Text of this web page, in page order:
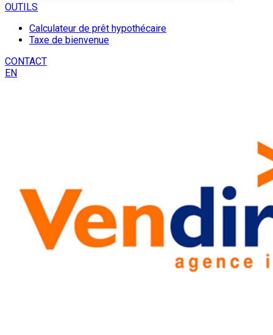
OUTILS
Calculateur de prêt hypothécaire
Taxe de bienvenue
CONTACT
EN